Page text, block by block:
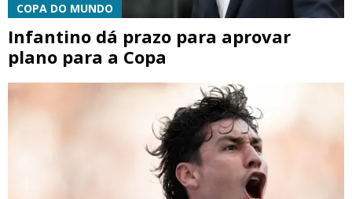
COPA DO MUNDO
Infantino dá prazo para aprovar
plano para a Copa